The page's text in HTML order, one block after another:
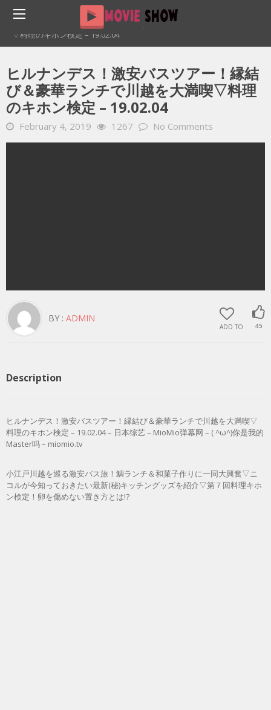
Home
YOUTUBE 動画 毎日
ヒルナンデス！激安バスツアー！縁結び＆豪華ランチで川越を大満喫
▽料理のキホン検定 – 19.02.04
ヒルナンデス！激安バスツアー！縁結
び＆豪華ランチで川越を大満喫▽料理
のキホン検定 – 19.02.04
February 4, 2019 1267 No Comments
ADD TO 45
BY : ADMIN
Description
ヒルナンデス！激安バスツアー！縁結び＆豪華ランチで川越を大満喫▽
料理のキホン検定 – 19.02.04 – 日本综艺 – MioMio弹幕网 – ( ^ω^)你是我的
Master吗 – miomio.tv
小江戸川越を巡る激安バス旅！鯛ランチ＆和菓子作りに一同大興奮▽ニ
コルが今知っておきたい最新(秘)キッチングッズを紹介▽第７回料理キホ
ン検定！卵を傷めない置き方とは!?